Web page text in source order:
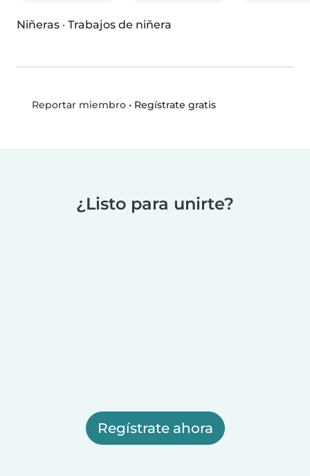
Niñeras · Trabajos de niñera
Reportar miembro• Regístrate gratis
¿Listo para unirte?
Regístrate ahora